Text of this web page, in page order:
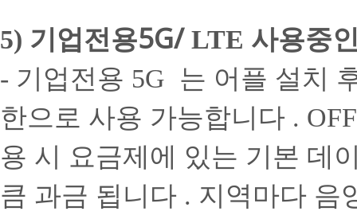
5) 기업전용5G/ LTE 사용중
- 기업전용 5G 는 어플 설치
한으로 사용 가능합니다 . OFF
용 시 요금제에 있는 기본 데
큼 과금 됩니다 . 지역마다 음